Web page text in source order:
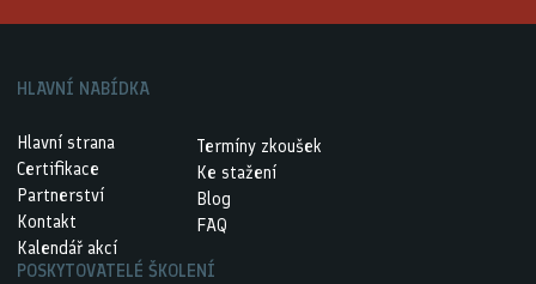
HLAVNÍ NABÍDKA
Hlavní strana
Certifikace
Partnerství
Kontakt
Kalendář akcí
Termíny zkoušek
Ke stažení
Blog
FAQ
POSKYTOVATELÉ ŠKOLENÍ